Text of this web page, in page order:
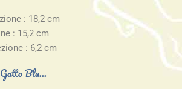
: 18,2 cm
: 15,2 cm
: 6,2 cm
Blu...